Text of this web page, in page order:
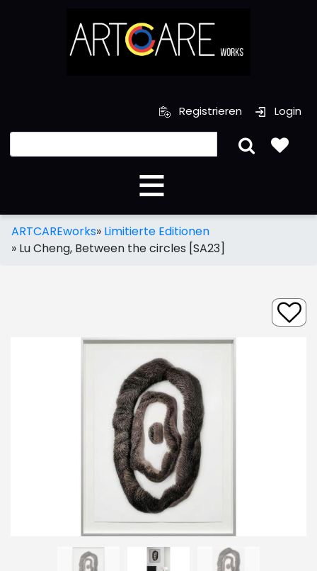
Registrieren Login
ARTCAREworks» Limitierte Editionen
» Lu Cheng, Between the circles [SA23]